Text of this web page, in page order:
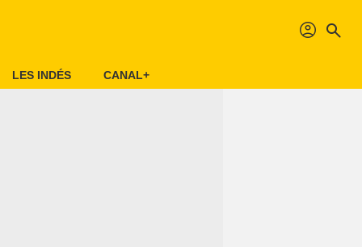
profil search
LES INDÉS CANAL+